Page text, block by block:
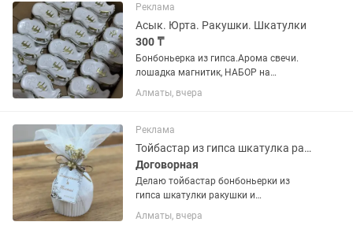
шкатулкалар бар.. заказ беру...
Реклама
Асык. Юрта. Ракушки. Шкатулки
300 ₸
Бонбоньерка из гипса.Арома свечи.
лошадка магнитик, НАБОР на
кыркынан шыгару...Ассортиментов
много, если вам на подарок сделаем
Дизайн по вашему желанию, любой...
Алматы, вчера
Реклама
Тойбастар из гипса шкатулка ракушка юрта
Договорная
Делаю тойбастар бонбоньерки из
гипса шкатулки ракушки и
юрта,перо,шанырак и Асык.. на детские
мероприятие тоже есть карусель и
Алматы, вчера